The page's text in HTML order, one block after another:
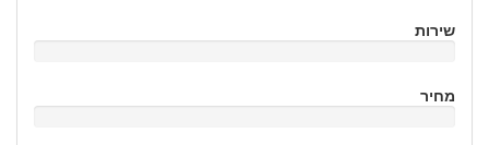
שירות
מחיר